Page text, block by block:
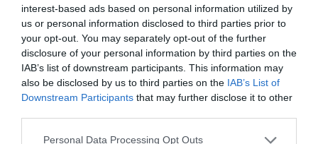
interest-based ads based on personal information utilized by
us or personal information disclosed to third parties prior to
your opt-out. You may separately opt-out of the further
disclosure of your personal information by third parties on the
IAB’s list of downstream participants. This information may
also be disclosed by us to third parties on the IAB’s List of
Downstream Participants that may further disclose it to other
Personal Data Processing Opt Outs